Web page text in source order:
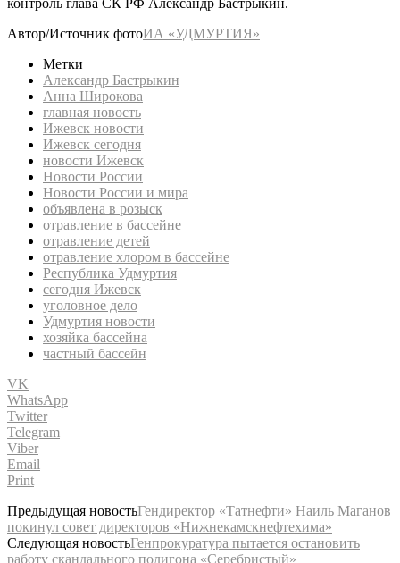
Автор/Источник фотоИА «УДМУРТИЯ»
Метки
Александр Бастрыкин
Анна Широкова
главная новость
Ижевск новости
Ижевск сегодня
новости Ижевск
Новости России
Новости России и мира
объявлена в розыск
отравление в бассейне
отравление детей
отравление хлором в бассейне
Республика Удмуртия
сегодня Ижевск
уголовное дело
Удмуртия новости
хозяйка бассейна
частный бассейн
VK
WhatsApp
Twitter
Telegram
Viber
Email
Print
Предыдущая новостьГендиректор «Татнефти» Наиль Маганов
покинул совет директоров «Нижнекамскнефтехима»
Следующая новостьГенпрокуратура пытается остановить
работу скандального полигона «Серебристый»